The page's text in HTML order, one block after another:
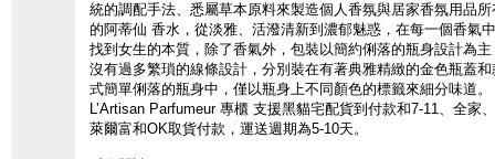
統的調配手法、悉屬草本原料來製造個人香氛與居家香氛用品所
的阿蒂仙 香水，從淡雅、活潑清新到濃郁魅惑，在每一個香氣
找到女生的本質，除了香氣外，包裝以簡約俐落的瓶身設計為主
沒有過多繁瑣的線條設計，分別裝在有著典雅精緻的金色瓶蓋和
式簡單俐落的瓶身中，僅以瓶身上不同顏色的標籤來細分味道。
L’Artisan Parfumeur 專櫃 支援黑貓宅配貨到付款和7-11、全家
萊爾富和OK取貨付款，運送週期為5-10天。